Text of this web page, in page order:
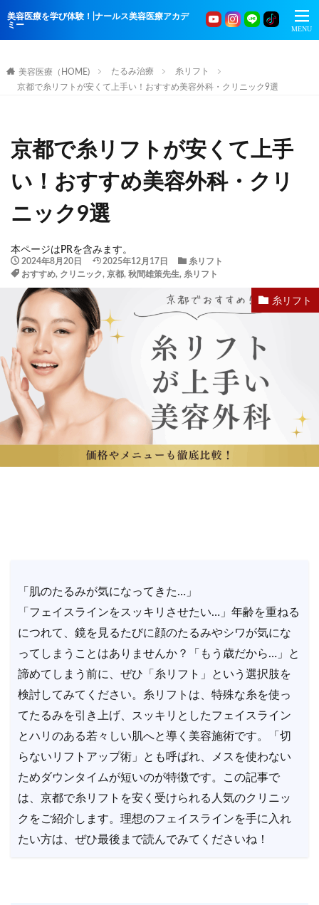
美容医療を学び体験！|ナールス美容医療アカデ
ミー
美容医療（HOME) たるみ治療
糸リフト
京都で糸リフトが安くて上手い！おすすめ美容外科・クリニック9選
京都で糸リフトが安くて上手
い！おすすめ美容外科・クリ
ニック9選
本ページはPRを含みます。
2024年8月20日 2025年12月17日
糸リフト
おすすめ, クリニック, 京都, 秋間雄策先生, 糸リフト
糸リフト
「肌のたるみが気になってきた…」
「フェイスラインをスッキリさせたい…」年齢を重ねる
につれて、鏡を見るたびに顔のたるみやシワが気にな
ってしまうことはありませんか？「もう歳だから…」と
諦めてしまう前に、ぜひ「糸リフト」という選択肢を
検討してみてください。糸リフトは、特殊な糸を使っ
てたるみを引き上げ、スッキリとしたフェイスライン
とハリのある若々しい肌へと導く美容施術です。「切
らないリフトアップ術」とも呼ばれ、メスを使わない
ためダウンタイムが短いのが特徴です。この記事で
は、京都で糸リフトを安く受けられる人気のクリニッ
クをご紹介します。理想のフェイスラインを手に入れ
たい方は、ぜひ最後まで読んでみてくださいね！